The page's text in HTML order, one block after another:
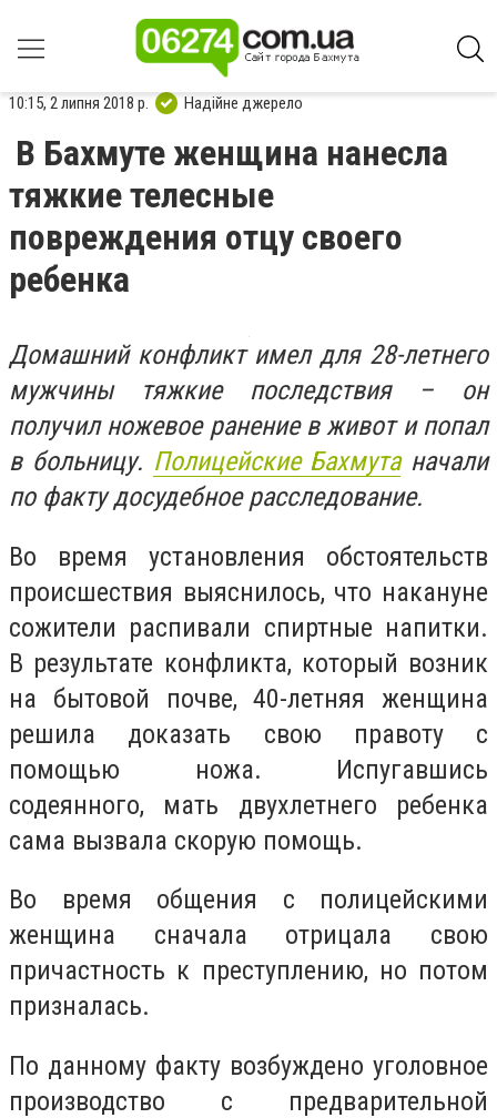
10:15, 2 липня 2018 р. Надійне джерело
В Бахмуте женщина нанесла
тяжкие телесные
повреждения отцу своего
ребенка
Домашний конфликт имел для 28-летнего
мужчины тяжкие последствия – он
получил ножевое ранение в живот и попал
в больницу. Полицейские Бахмутаначали
по факту досудебное расследование.
Во время установления обстоятельств
происшествия выяснилось, что накануне
сожители распивали спиртные напитки.
В результате конфликта, который возник
на бытовой почве, 40-летняя женщина
решила доказать свою правоту с
помощью ножа. Испугавшись
содеянного, мать двухлетнего ребенка
сама вызвала скорую помощь.
Во время общения с полицейскими
женщина сначала отрицала свою
причастность к преступлению, но потом
призналась.
По данному факту возбуждено уголовное
производство с предварительной